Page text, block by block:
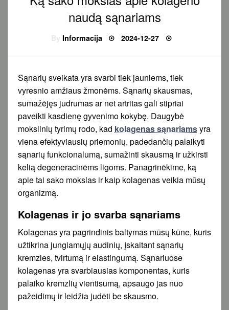
naudą sąnariams
Informacija Posted
2024-12-27
Sąnarių sveikata yra svarbi tiek jauniems, tiek
vyresnio amžiaus žmonėms. Sąnarių skausmas,
sumažėjęs judrumas ar net artritas gali stipriai
paveikti kasdienę gyvenimo kokybę. Daugybė
mokslinių tyrimų rodo, kad kolagenas sąnariamsyra
viena efektyviausių priemonių, padedančių palaikyti
sąnarių funkcionalumą, sumažinti skausmą ir užkirsti
kelią degeneracinėms ligoms. Panagrinėkime, ką
apie tai sako mokslas ir kaip kolagenas veikia mūsų
organizmą.
Kolagenas ir jo svarba sąnariams
Kolagenas yra pagrindinis baltymas mūsų kūne, kuris
užtikrina jungiamųjų audinių, įskaitant sąnarių
kremzles, tvirtumą ir elastingumą. Sąnariuose
kolagenas yra svarbiausias komponentas, kuris
palaiko kremzlių vientisumą, apsaugo jas nuo
pažeidimų ir leidžia judėti be skausmo.